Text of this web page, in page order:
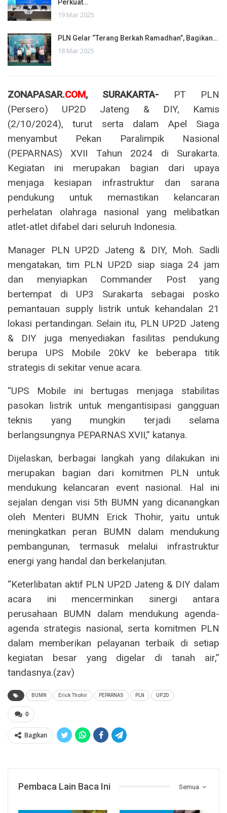
Perkuat…
19 Mar 2025
PLN Gelar “Terang Berkah Ramadhan”, Bagikan…
18 Mar 2025
ZONAPASAR.COM, SURAKARTA- PT PLN
(Persero) UP2D Jateng & DIY, Kamis
(2/10/2024), turut serta dalam Apel Siaga
menyambut Pekan Paralimpik Nasional
(PEPARNAS) XVII Tahun 2024 di Surakarta.
Kegiatan ini merupakan bagian dari upaya
menjaga kesiapan infrastruktur dan sarana
pendukung untuk memastikan kelancaran
perhelatan olahraga nasional yang melibatkan
atlet-atlet difabel dari seluruh Indonesia.
Manager PLN UP2D Jateng & DIY, Moh. Sadli
mengatakan, tim PLN UP2D siap siaga 24 jam
dan menyiapkan Commander Post yang
bertempat di UP3 Surakarta sebagai posko
pemantauan supply listrik untuk kehandalan 21
lokasi pertandingan. Selain itu, PLN UP2D Jateng
& DIY juga menyediakan fasilitas pendukung
berupa UPS Mobile 20kV ke beberapa titik
strategis di sekitar venue acara.
“UPS Mobile ini bertugas menjaga stabilitas
pasokan listrik untuk mengantisipasi gangguan
teknis yang mungkin terjadi selama
berlangsungnya PEPARNAS XVII,” katanya.
Dijelaskan, berbagai langkah yang dilakukan ini
merupakan bagian dari komitmen PLN untuk
mendukung kelancaran event nasional. Hal ini
sejalan dengan visi 5th BUMN yang dicanangkan
oleh Menteri BUMN Erick Thohir, yaitu untuk
meningkatkan peran BUMN dalam mendukung
pembangunan, termasuk melalui infrastruktur
energi yang handal dan berkelanjutan.
“Keterlibatan aktif PLN UP2D Jateng & DIY dalam
acara ini mencerminkan sinergi antara
perusahaan BUMN dalam mendukung agenda-
agenda strategis nasional, serta komitmen PLN
dalam memberikan pelayanan terbaik di setiap
kegiatan besar yang digelar di tanah air,”
tandasnya.(zav)
BUMN Erick Thohir PEPARNAS PLN UP2D
0
Bagikan
Semua
Pembaca Lain Baca Ini